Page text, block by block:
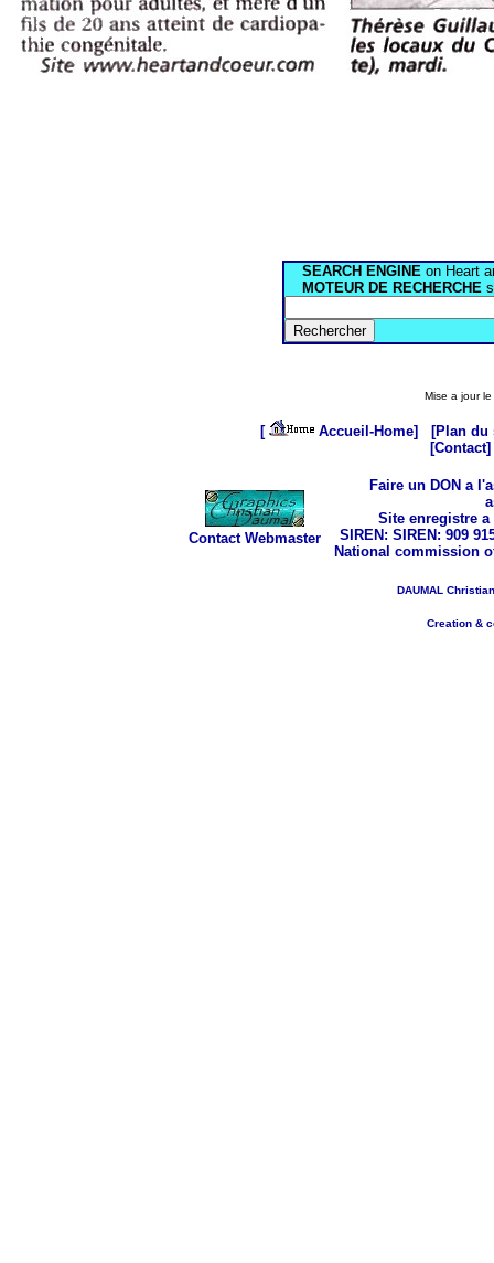
SEARCH ENGINEon Heart
MOTEUR DE RECHERCHE
Mise a jour le
[ Accueil-Home]
[Plan
[Contact]
Contact Webmaster
Faire un DON a
Site enregistre a
SIREN: SIREN: 909
National commission
DAUMAL
Creation &